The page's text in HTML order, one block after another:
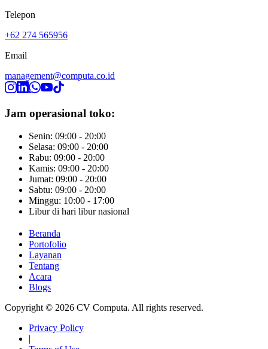
Telepon
+62 274 565956
Email
management@computa.co.id
Jam operasional toko:
Senin: 09:00 - 20:00
Selasa: 09:00 - 20:00
Rabu: 09:00 - 20:00
Kamis: 09:00 - 20:00
Jumat: 09:00 - 20:00
Sabtu: 09:00 - 20:00
Minggu: 10:00 - 17:00
Libur di hari libur nasional
Beranda
Portofolio
Layanan
Tentang
Acara
Blogs
Copyright © 2026 CV Computa. All rights reserved.
Privacy Policy
|